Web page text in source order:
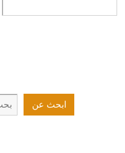
ابحث
عن
ابحث عن